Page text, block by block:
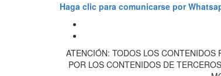
Haga clic para comunicarse por
ATENCIÓN: TODOS LOS CONTENIDOS
POR LOS CONTENIDOS DE